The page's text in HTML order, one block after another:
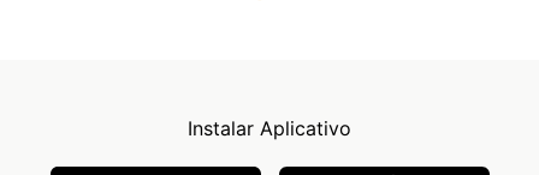
Instalar Aplicativo